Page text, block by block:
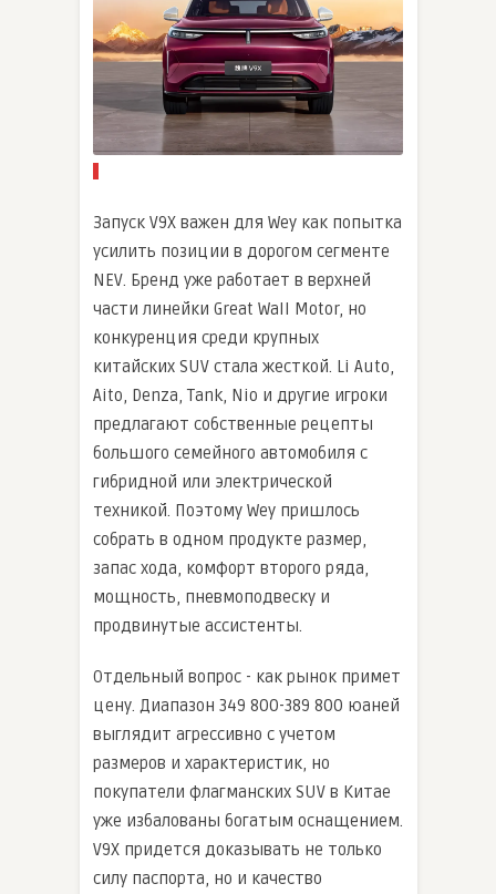
Запуск V9X важен для Wey как попытка
усилить позиции в дорогом сегменте
NEV. Бренд уже работает в верхней
части линейки Great Wall Motor, но
конкуренция среди крупных
китайских SUV стала жесткой. Li Auto,
Aito, Denza, Tank, Nio и другие игроки
предлагают собственные рецепты
большого семейного автомобиля с
гибридной или электрической
техникой. Поэтому Wey пришлось
собрать в одном продукте размер,
запас хода, комфорт второго ряда,
мощность, пневмоподвеску и
продвинутые ассистенты.
Отдельный вопрос - как рынок примет
цену. Диапазон 349 800-389 800 юаней
выглядит агрессивно с учетом
размеров и характеристик, но
покупатели флагманских SUV в Китае
уже избалованы богатым оснащением.
V9X придется доказывать не только
силу паспорта, но и качество